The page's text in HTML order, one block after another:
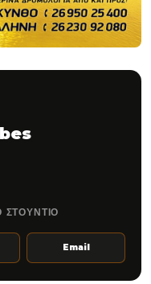
ΣΤΟΥΝΤΙΟ
Email